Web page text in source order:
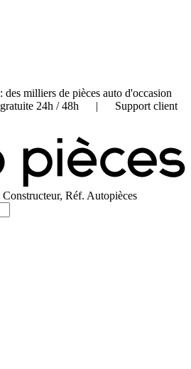
des milliers de pièces auto d'occasion
24h / 48h | Support client
Réf. Autopièces